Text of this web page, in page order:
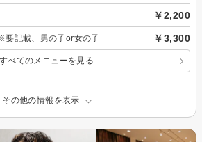
￥2,200
要記載、男の子or女の子 ￥3,300
すべてのメニューを見る
その他の情報を表示